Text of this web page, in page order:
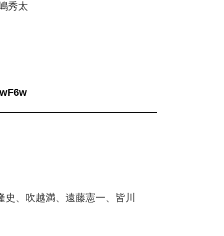
秀太
、吹越満、遠藤憲一、皆川